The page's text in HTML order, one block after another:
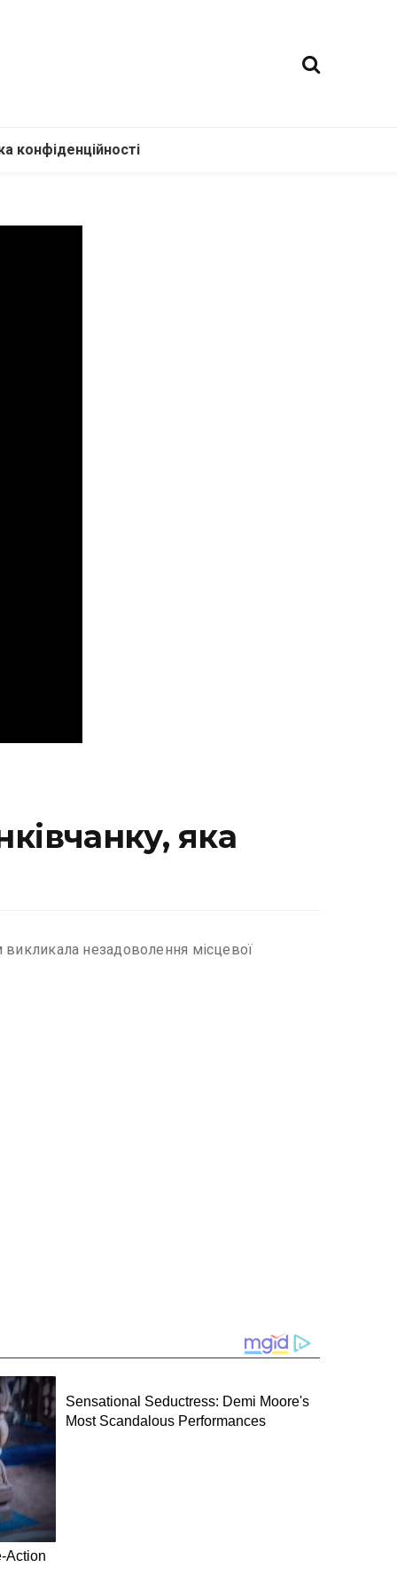
конфіденційності
яка
викликала незадоволення місцевої